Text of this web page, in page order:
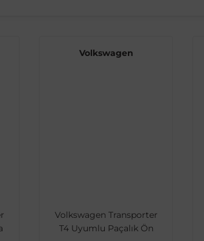
Volkswagen
Volkswagen Transporter
T4 Uyumlu Paçalık Ön